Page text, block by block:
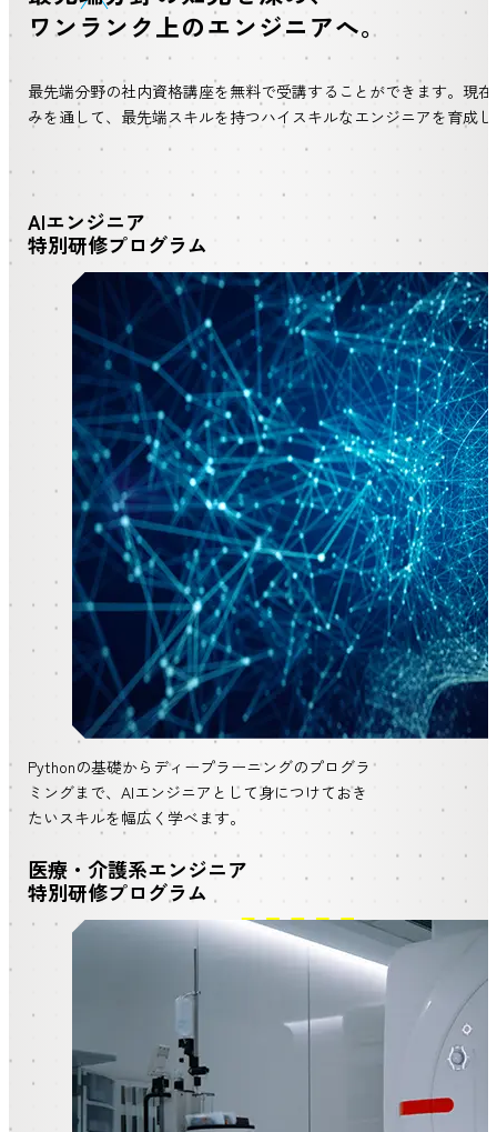
ワンランク上のエンジニアへ。
最先端分野の社内資格講座を無料で受講することができます。現
みを通して、最先端スキルを持つハイスキルなエンジニアを育成
AIエンジニア
特別研修プログラム
Pythonの基礎からディープラーニングのプログラ
ミングまで、AIエンジニアとして身につけておき
たいスキルを幅広く学べます。
医療・介護系エンジニア
特別研修プログラム